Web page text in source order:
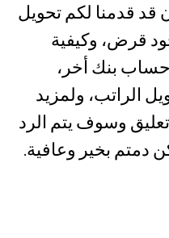
قد قدمنا لكم تحويل
قرض، وكيفية
بنك أخر،
الراتب، ولمزيد
وسوف يتم الرد
بخير وعافية.